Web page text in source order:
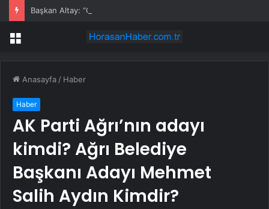
Menü
Anasayfa / Haber
Haber
AK Parti Ağrı’nın adayı
kimdi? Ağrı Belediye
Başkanı Adayı Mehmet
Salih Aydın Kimdir?